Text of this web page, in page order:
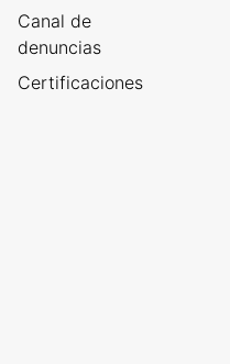
Canal de
denuncias
Certificaciones